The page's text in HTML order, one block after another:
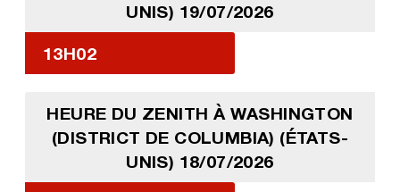
UNIS) 19/07/2026
13H02
HEURE DU ZENITH À WASHINGTON
(DISTRICT DE COLUMBIA) (ÉTATS-
UNIS) 18/07/2026